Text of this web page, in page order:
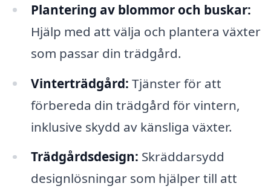
Plantering av blommor och buskar:
Hjälp med att välja och plantera växter
som passar din trädgård.
Vinterträdgård: Tjänster för att
förbereda din trädgård för vintern,
inklusive skydd av känsliga växter.
Trädgårdsdesign: Skräddarsydd
designlösningar som hjälper till att